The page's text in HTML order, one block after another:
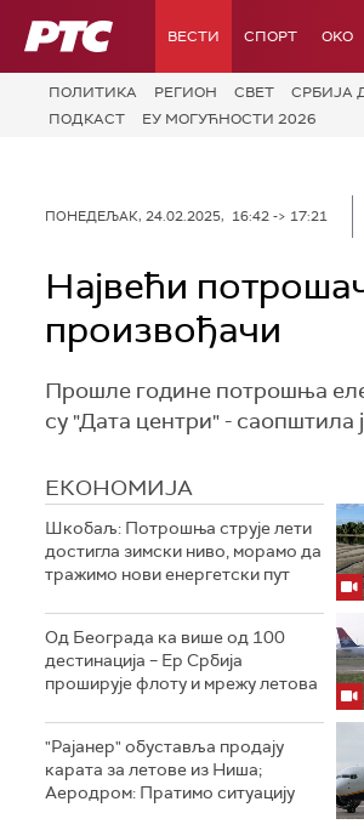
РТС ВЕСТИ СПОРТ OKO
ПОЛИТИКА РЕГИОН СВЕТ СРБИЈА
ПОДКАСТ
ЕУ МОГУЋНОСТИ 2026
ПОНЕДЕЉАК, 24.02.2025, 16:42 -> 17:21
Највећи
произвођачи
Прошле године потрошња
су "Дата центри" - саопштила
ЕКОНОМИЈА
Шкобаљ: Потрошња струје лети
достигла зимски ниво, морамо да
тражимо нови енергетски пут
Од Београда ка више од 100
дестинација – Ер Србија
проширује флоту и мрежу летова
"Рајанер" обуставља продају
карата за летове из Ниша;
Аеродром: Пратимо ситуацију